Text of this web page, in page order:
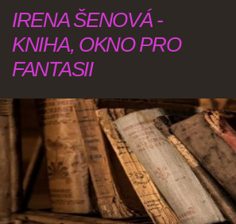
IRENA ŠENOVÁ -
KNIHA, OKNO PRO
FANTASII